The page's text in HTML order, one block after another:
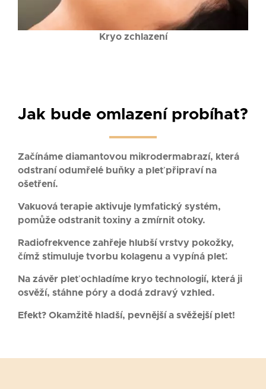
Kryo zchlazení
Jak bude omlazení probíhat?
Začínáme diamantovou mikrodermabrazí, která
odstraní odumřelé buňky a pleť připraví na
ošetření.
Vakuová terapie aktivuje lymfatický systém,
pomůže odstranit toxiny a zmírnit otoky.
Radiofrekvence zahřeje hlubší vrstvy pokožky,
čímž stimuluje tvorbu kolagenu a vypíná pleť.
Na závěr pleť ochladíme kryo technologií, která ji
osvěží, stáhne póry a dodá zdravý vzhled.
Efekt? Okamžitě hladší, pevnější a svěžejší pleť!